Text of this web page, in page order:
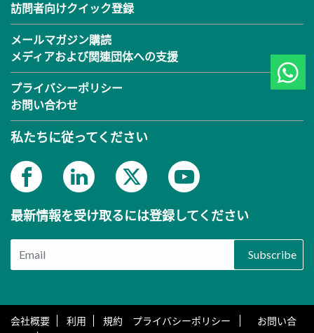
訪問者向けクイック登録
メールマガジン購読
メディアおよび関連団体への支援
プライバシーポリシー
お問い合わせ
私たちに従ってください
最新情報を受け取るには登録してください
Subscribe
会社概要 利用 規約 プライバシーポリシー
お問い合